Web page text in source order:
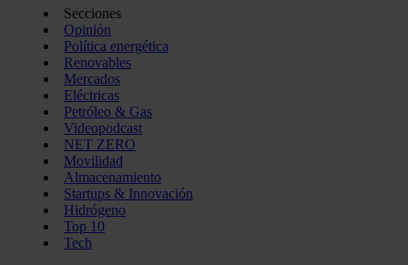
Secciones
Opinión
Política energética
Renovables
Mercados
Eléctricas
Petróleo & Gas
Videopodcast
NET ZERO
Movilidad
Almacenamiento
Startups & Innovación
Hidrógeno
Top 10
Tech